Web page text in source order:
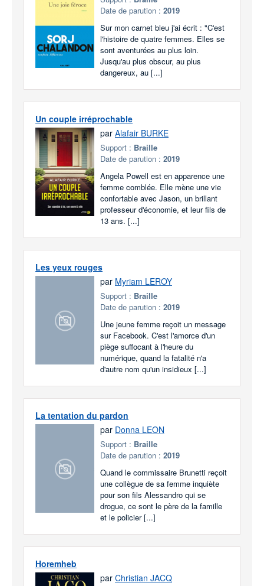
Date de parution : 2019
Sur mon carnet bleu j'ai écrit : "C'est
l'histoire de quatre femmes. Elles se
sont aventurées au plus loin.
Jusqu'au plus obscur, au plus
dangereux, au [...]
Un couple irréprochable
par Alafair BURKE
Support : Braille
Date de parution : 2019
Angela Powell est en apparence une
femme comblée. Elle mène une vie
confortable avec Jason, un brillant
professeur d'économie, et leur fils de
13 ans. [...]
Les yeux rouges
par Myriam LEROY
Support : Braille
Date de parution : 2019
Une jeune femme reçoit un message
sur Facebook. C'est l'amorce d'un
piège suffocant à l'heure du
numérique, quand la fatalité n'a
d'autre nom qu'un insidieux [...]
La tentation du pardon
par Donna LEON
Support : Braille
Date de parution : 2019
Quand le commissaire Brunetti reçoit
une collègue de sa femme inquiète
pour son fils Alessandro qui se
drogue, ce sont le père de la famille
et le policier [...]
Horemheb
par Christian JACQ